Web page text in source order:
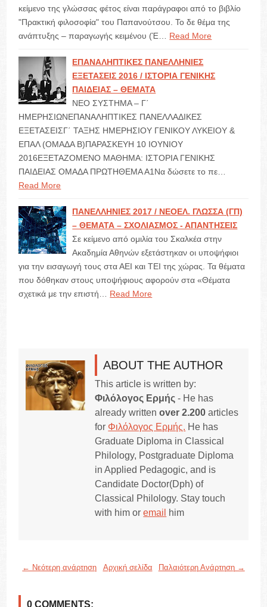
κείμενο της γλώσσας φέτος είναι παράγραφοι από το βιβλίο
"Πρακτική φιλοσοφία" του Παπανούτσου. Το δε θέμα της
ανάπτυξης – παραγωγής κειμένου (Έ…
Read More
ΕΠΑΝΑΛΗΠΤΙΚΕΣ ΠΑΝΕΛΛΗΝΙΕΣ
ΕΞΕΤΑΣΕΙΣ 2016 / ΙΣΤΟΡΙΑ ΓΕΝΙΚΗΣ
ΠΑΙΔΕΙΑΣ – ΘΕΜΑΤΑ
ΝΕΟ ΣΥΣΤΗΜΑ – Γ΄
ΗΜΕΡΗΣΙΩΝΕΠΑΝΑΛΗΠΤΙΚΕΣ ΠΑΝΕΛΛΑΔΙΚΕΣ
ΕΞΕΤΑΣΕΙΣΓ΄ ΤΑΞΗΣ ΗΜΕΡΗΣΙΟΥ ΓΕΝΙΚΟΥ ΛΥΚΕΙΟΥ &
ΕΠΑΛ (ΟΜΑΔΑ Β)ΠΑΡΑΣΚΕΥΗ 10 ΙΟΥΝΙΟΥ
2016ΕΞΕΤΑΖΟΜΕΝΟ ΜΑΘΗΜΑ: ΙΣΤΟΡΙΑ ΓΕΝΙΚΗΣ
ΠΑΙΔΕΙΑΣ ΟΜΑΔΑ ΠΡΩΤΗΘΕΜΑ Α1Να δώσετε το πε…
Read More
ΠΑΝΕΛΛΗΝΙΕΣ 2017 / ΝΕΟΕΛ. ΓΛΩΣΣΑ (ΓΠ)
– ΘΕΜΑΤΑ – ΣΧΟΛΙΑΣΜΟΣ - ΑΠΑΝΤΗΣΕΙΣ
Σε κείμενο από ομιλία του Σκαλκέα στην
Ακαδημία Αθηνών εξετάστηκαν οι υποψήφιοι
για την εισαγωγή τους στα ΑΕΙ και ΤΕΙ της χώρας. Τα θέματα
που δόθηκαν στους υποψήφιους αφορούν στα «Θέματα
σχετικά με την επιστή…
Read More
ABOUT THE AUTHOR
This article is written by:
Φιλόλογος Ερμής - He has
already writtenover 2.200 articles
for Φιλόλογος Ερμής. He has
Graduate Diploma in Classical
Philology, Postgraduate Diploma
in Applied Pedagogic, and is
Candidate Doctor(Dph) of
Classical Philology. Stay touch
with him oremail him
← Νεότερη ανάρτηση Παλαιότερη Ανάρτηση →
Αρχική σελίδα
0 COMMENTS: